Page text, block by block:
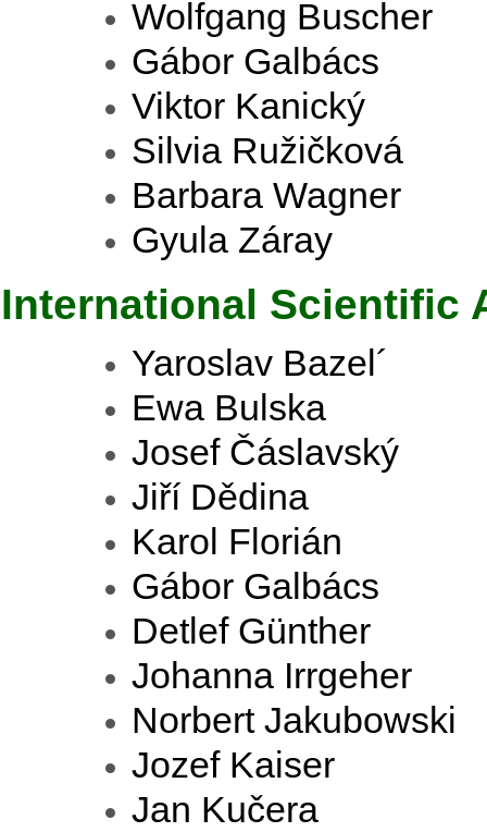
Wolfgang Buscher
Gábor Galbács
Viktor Kanický
Silvia Ružičková
Barbara Wagner
Gyula Záray
International Scientific
Yaroslav Bazel´
Ewa Bulska
Josef Čáslavský
Jiří Dědina
Karol Florián
Gábor Galbács
Detlef Günther
Johanna Irrgeher
Norbert Jakubowski
Jozef Kaiser
Jan Kučera